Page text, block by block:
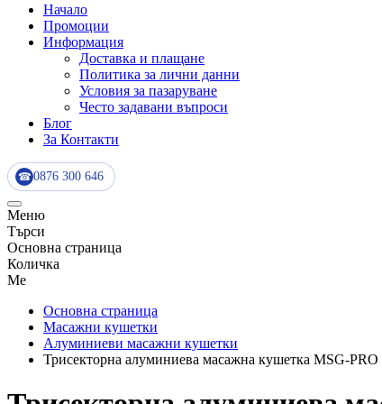
Начало
Промоции
Информация
Доставка и плащане
Политика за лични данни
Условия за пазаруване
Често задавани въпроси
Блог
За Контакти
☎ 0876 300 646
Меню
Търси
Основна страница
Количка
Me
Основна страница
Масажни кушетки
Алуминиеви масажни кушетки
Трисекторна алуминиева масажна кушетка MSG-